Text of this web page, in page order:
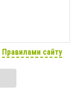
Правилами сайту